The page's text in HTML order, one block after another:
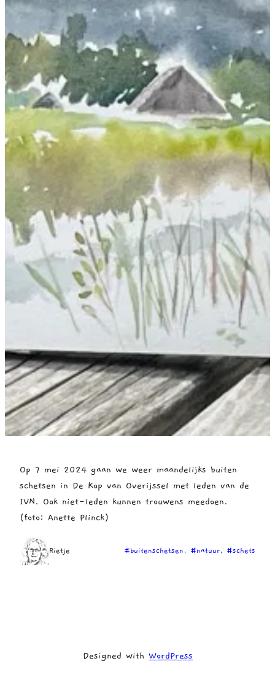
Op 7 mei 2024 gaan we weer maandelijks buiten
schetsen in De Kop van Overijssel met leden van de
IVN. Ook niet-leden kunnen trouwens meedoen.
(foto: Anette Plinck)
Rietje #buitenschetsen, #natuur, #schets
Designed with WordPress